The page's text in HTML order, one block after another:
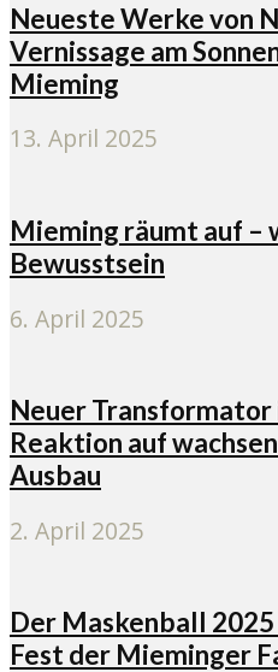
Neueste Werke von
Vernissage am
Mieming
13. April 2025
Mieming räumt auf –
Bewusstsein
6. April 2025
Neuer
Reaktion auf
Ausbau
2. April 2025
Der Maskenball
Fest der Mieminger